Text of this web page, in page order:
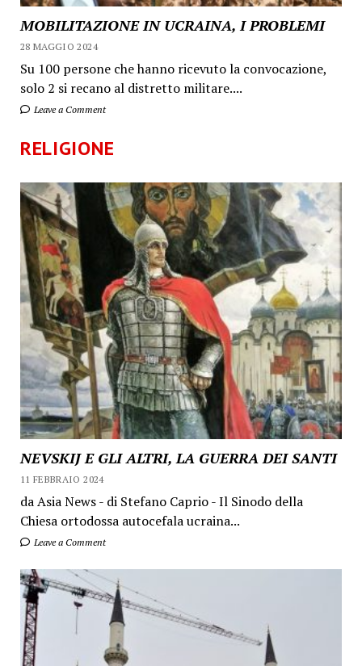
MOBILITAZIONE IN UCRAINA, I PROBLEMI
28 MAGGIO 2024
Su 100 persone che hanno ricevuto la convocazione,
solo 2 si recano al distretto militare....
Leave a Comment
RELIGIONE
NEVSKIJ E GLI ALTRI, LA GUERRA DEI SANTI
11 FEBBRAIO 2024
da Asia News - di Stefano Caprio - Il Sinodo della
Chiesa ortodossa autocefala ucraina...
Leave a Comment